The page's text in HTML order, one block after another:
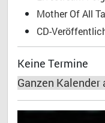
Mother Of All
CD-
Keine Termine
Ganzen Kalender